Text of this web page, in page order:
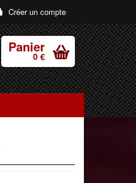
Créer un compte
Panier
0 €